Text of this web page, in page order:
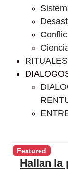
Featured
Hallan la